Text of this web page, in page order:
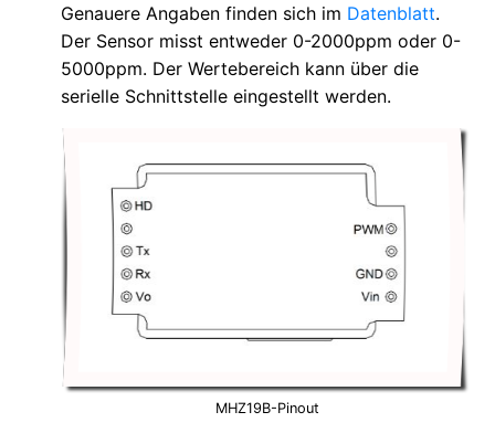
Genauere Angaben finden sich im Datenblatt.
Der Sensor misst entweder 0-2000ppm oder 0-
5000ppm. Der Wertebereich kann über die
serielle Schnittstelle eingestellt werden.
MHZ19B-Pinout